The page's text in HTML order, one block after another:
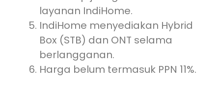
layanan IndiHome.
IndiHome menyediakan Hybrid
Box (STB) dan ONT selama
berlangganan.
Harga belum termasuk PPN 11%.